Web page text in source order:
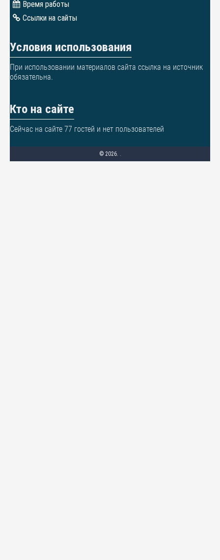
Время работы
Ссылки на сайты
Условия использования
При использовании материалов сайта ссылка на источник
обязательна.
Кто на сайте
Сейчас на сайте 77 гостей и нет пользователей
© 2026. .